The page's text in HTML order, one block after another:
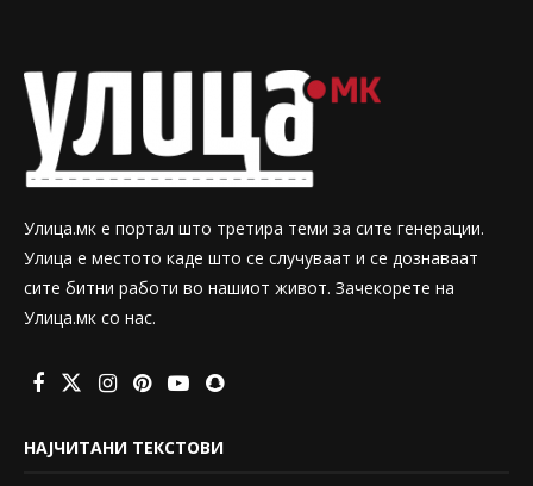
Улица.мк е портал што третира теми за сите генерации.
Улица е местото каде што се случуваат и се дознаваат
сите битни работи во нашиот живот. Зачекорете на
Улица.мк со нас.
НАЈЧИТАНИ ТЕКСТОВИ